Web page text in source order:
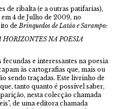
de ribalta (e a outras patifarias),
4 de Julho de 2009, no
deBrinquedos de Latão e Sarampo:
HORIZONTES NA POESIA
fecundas e interessantes na poesia
às cartografias que, mais ou
sendo traçadas. Este livrinho de
tanto quanto é possível saber,
nesta colecção chamada
de uma editora chamada